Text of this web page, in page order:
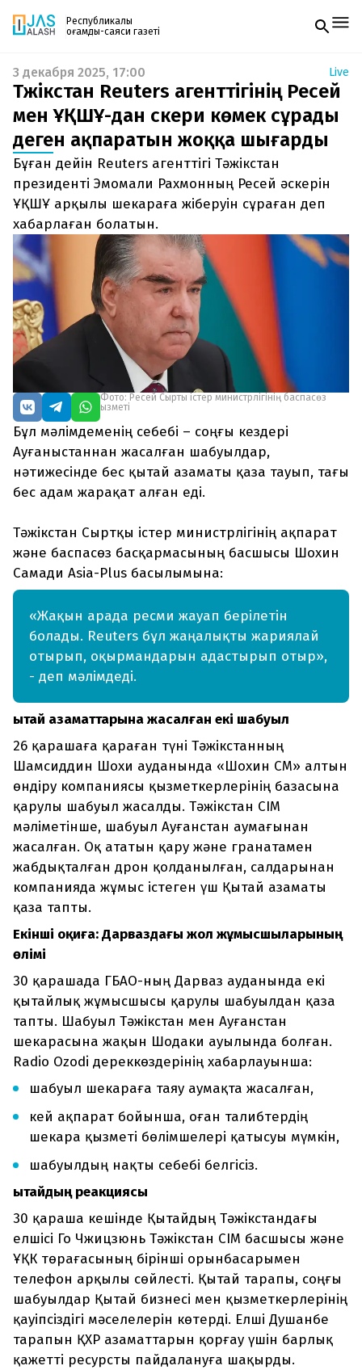
Республикалық
қоғамдық-саяси газеті
Жаңалықтар
Спорт
Live
Руханият
Аймақ
Архив
Заң және тәртіп
Редакциямен байланыс
+7 708 604 51 06
Жарнама бөлімі
+7 701 220 64 52
Пошта
zhasalash100@gmail.com
Газетке жазылу
PDF форматтағы газетті ай сайын электронды
поштаңызға алып отырыңыз. Жаңа нөмір
шыққан сәтте сізге бірден жіберіледі. Тек email
енгізіңіз, біз қалғанын өзіміз жібереміз.
3 декабря 2025, 17:00 Live
Тәжікстан Reuters агенттігінің Ресей
мен ҰҚШҰ-дан әскери көмек сұрады
деген ақпаратын жоққа шығарды
Бұған дейін Reuters агенттігі Тәжікстан
президенті Эмомали Рахмонның Ресей әскерін
ҰҚШҰ арқылы шекараға жіберуін сұраған деп
хабарлаған болатын.
Фото: Ресей Сыртқы істер министрлігінің баспасөз
қызметі
Бұл мәлімдеменің себебі – соңғы кездері
Ауғаныстаннан жасалған шабуылдар,
нәтижесінде бес қытай азаматы қаза тауып, тағы
бес адам жарақат алған еді.
Тәжікстан Сыртқы істер министрлігінің ақпарат
және баспасөз басқармасының басшысы Шохин
Самади Asia-Plus басылымына:
«Жақын арада ресми жауап берілетін
болады. Reuters бұл жаңалықты жариялай
отырып, оқырмандарын адастырып отыр»,
- деп мәлімдеді.
Қытай азаматтарына жасалған екі шабуыл
26 қарашаға қараған түні Тәжікстанның
Шамсиддин Шохи ауданында «Шохин СМ» алтын
өндіру компаниясы қызметкерлерінің базасына
қарулы шабуыл жасалды. Тәжікстан СІМ
мәліметінше, шабуыл Ауғанстан аумағынан
жасалған. Оқ ататын қару және гранатамен
жабдықталған дрон қолданылған, салдарынан
компанияда жұмыс істеген үш Қытай азаматы
қаза тапты.
Екінші оқиға: Дарваздағы жол жұмысшыларының
өлімі
30 қарашада ГБАО-ның Дарваз ауданында екі
қытайлық жұмысшысы қарулы шабуылдан қаза
тапты. Шабуыл Тәжікстан мен Ауғанстан
шекарасына жақын Шодаки ауылында болған.
Radio Ozodi дереккөздерінің хабарлауынша:
шабуыл шекараға таяу аумақта жасалған,
кей ақпарат бойынша, оған талибтердің
шекара қызметі бөлімшелері қатысуы мүмкін,
шабуылдың нақты себебі белгісіз.
Қытайдың реакциясы
30 қараша кешінде Қытайдың Тәжікстандағы
елшісі Го Чжицзюнь Тәжікстан СІМ басшысы және
ҰҚК төрағасының бірінші орынбасарымен
телефон арқылы сөйлесті. Қытай тарапы, соңғы
шабуылдар Қытай бизнесі мен қызметкерлерінің
қауіпсіздігі мәселелерін көтерді. Елші Душанбе
тарапын ҚХР азаматтарын қорғау үшін барлық
қажетті ресурсты пайдалануға шақырды.